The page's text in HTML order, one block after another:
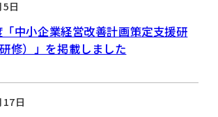
日
中小企業経営改善計画策定支援研
修）」を掲載しました
日